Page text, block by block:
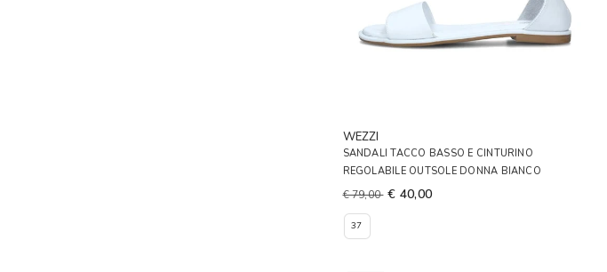
WEZZI
SANDALI TACCO BASSO E CINTURINO
REGOLABILE OUTSOLE DONNA BIANCO
€ 79,00 € 40,00
37